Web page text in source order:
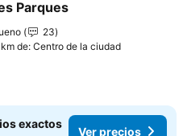
Parques
23
km de: Centro de la ciudad
exactos
Ver precios